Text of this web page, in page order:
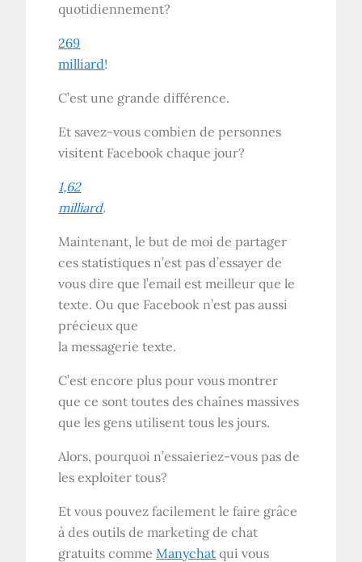
quotidiennement?
269
milliard!
C’est une grande différence.
Et savez-vous combien de personnes
visitent Facebook chaque jour?
1,62
milliard.
Maintenant, le but de moi de partager
ces statistiques n’est pas d’essayer de
vous dire que l’email est meilleur que le
texte. Ou que Facebook n’est pas aussi
précieux que
la messagerie texte.
C’est encore plus pour vous montrer
que ce sont toutes des chaînes massives
que les gens utilisent tous les jours.
Alors, pourquoi n’essaieriez-vous pas de
les exploiter tous?
Et vous pouvez facilement le faire grâce
à des outils de marketing de chat
gratuits comme Manychat qui vous